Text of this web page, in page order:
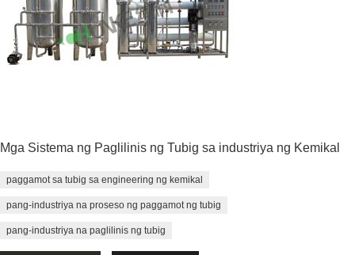
Mga Sistema ng Paglilinis ng Tubig sa industriya ng Kemikal
paggamot sa tubig sa engineering ng kemikal
pang-industriya na proseso ng paggamot ng tubig
pang-industriya na paglilinis ng tubig